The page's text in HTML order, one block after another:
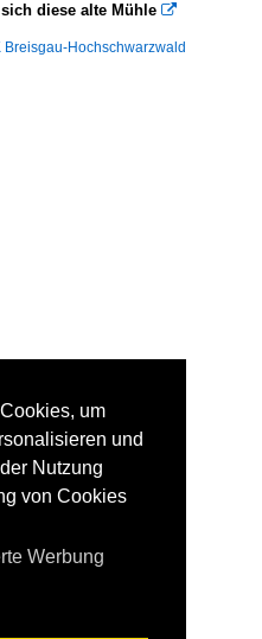
diese alte Mühle 
Breisgau-Hochschwarzwald
um
und
Nutzung
von Cookies
Werbung